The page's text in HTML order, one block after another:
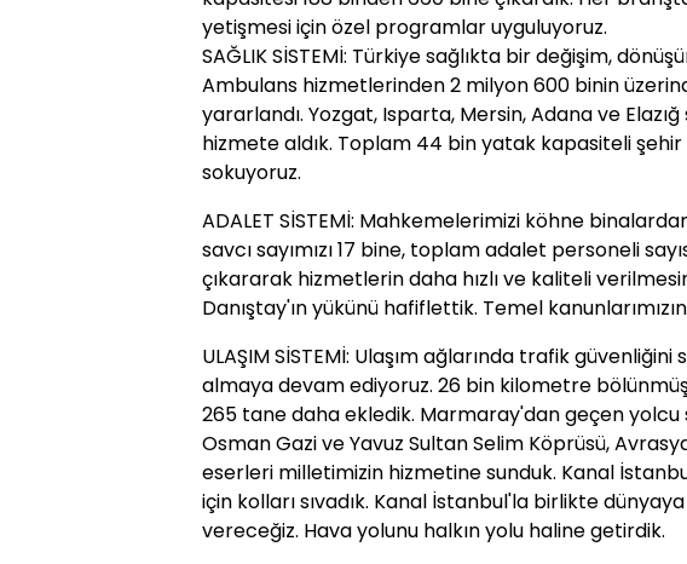
yetişmesi için özel programlar uyguluyoruz.
SAĞLIK SİSTEMİ: Türkiye sağlıkta bir değişim,
Ambulans hizmetlerinden 2 milyon 600 binin
yararlandı. Yozgat, Isparta, Mersin, Adana ve
hizmete aldık. Toplam 44 bin yatak kapasiteli
sokuyoruz.
ADALET SİSTEMİ: Mahkemelerimizi köhne
savcı sayımızı 17 bine, toplam adalet personeli
çıkararak hizmetlerin daha hızlı ve kaliteli
Danıştay'ın yükünü hafiflettik. Temel
ULAŞIM SİSTEMİ: Ulaşım ağlarında trafik
almaya devam ediyoruz. 26 bin kilometre
265 tane daha ekledik. Marmaray'dan geçen yolcu
Osman Gazi ve Yavuz Sultan Selim Köprüsü,
eserleri milletimizin hizmetine sunduk. Kanal
için kolları sıvadık. Kanal İstanbul'la birlikte
vereceğiz. Hava yolunu halkın yolu haline getirdik.